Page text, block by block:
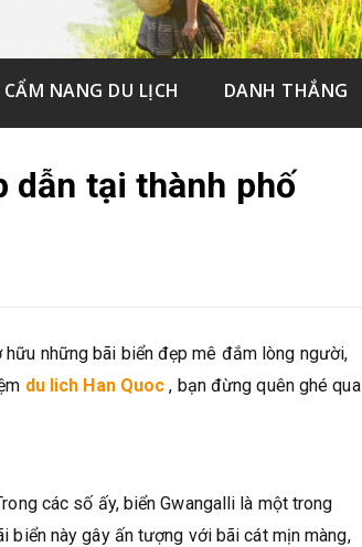
CẨM NANG DU LỊCH DANH THẮNG
dẫn tại thành phố
những bãi biển đẹp mê đắm lòng người,
du lich Han Quoc , bạn đừng quên ghé qua
các số ấy, biển Gwangalli là một trong
biển này gây ấn tượng với bãi cát mịn màng,